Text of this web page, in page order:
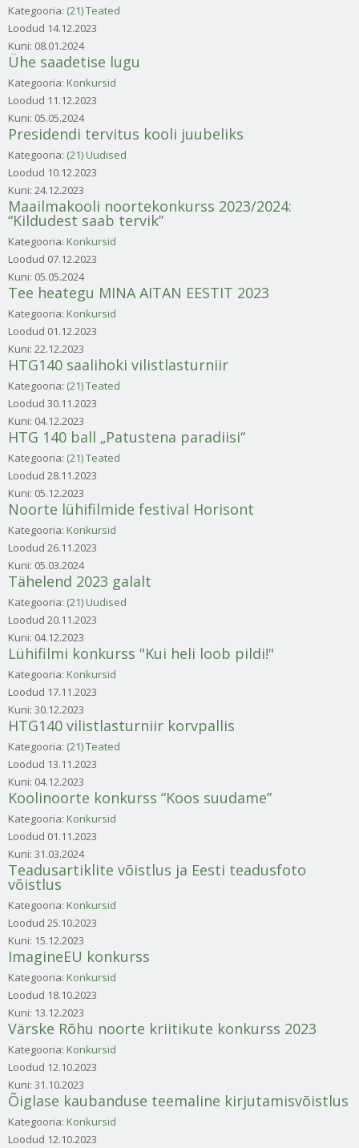
Kategooria: (21) Teated
Loodud 14.12.2023
Kuni: 08.01.2024
Ühe saadetise lugu
Kategooria: Konkursid
Loodud 11.12.2023
Kuni: 05.05.2024
Presidendi tervitus kooli juubeliks
Kategooria: (21) Uudised
Loodud 10.12.2023
Kuni: 24.12.2023
Maailmakooli noortekonkurss 2023/2024:
“Kildudest saab tervik”
Kategooria: Konkursid
Loodud 07.12.2023
Kuni: 05.05.2024
Tee heategu MINA AITAN EESTIT 2023
Kategooria: Konkursid
Loodud 01.12.2023
Kuni: 22.12.2023
HTG140 saalihoki vilistlasturniir
Kategooria: (21) Teated
Loodud 30.11.2023
Kuni: 04.12.2023
HTG 140 ball „Patustena paradiisi“
Kategooria: (21) Teated
Loodud 28.11.2023
Kuni: 05.12.2023
Noorte lühifilmide festival Horisont
Kategooria: Konkursid
Loodud 26.11.2023
Kuni: 05.03.2024
Tähelend 2023 galalt
Kategooria: (21) Uudised
Loodud 20.11.2023
Kuni: 04.12.2023
Lühifilmi konkurss "Kui heli loob pildi!"
Kategooria: Konkursid
Loodud 17.11.2023
Kuni: 30.12.2023
HTG140 vilistlasturniir korvpallis
Kategooria: (21) Teated
Loodud 13.11.2023
Kuni: 04.12.2023
Koolinoorte konkurss “Koos suudame”
Kategooria: Konkursid
Loodud 01.11.2023
Kuni: 31.03.2024
Teadusartiklite võistlus ja Eesti teadusfoto
võistlus
Kategooria: Konkursid
Loodud 25.10.2023
Kuni: 15.12.2023
ImagineEU konkurss
Kategooria: Konkursid
Loodud 18.10.2023
Kuni: 13.12.2023
Värske Rõhu noorte kriitikute konkurss 2023
Kategooria: Konkursid
Loodud 12.10.2023
Kuni: 31.10.2023
Õiglase kaubanduse teemaline kirjutamisvõistlus
Kategooria: Konkursid
Loodud 12.10.2023